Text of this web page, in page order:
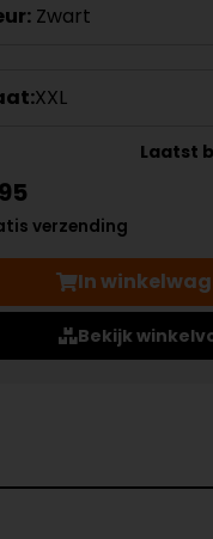
Zwart
XXL
Laatst
verzending
In
Bekijk